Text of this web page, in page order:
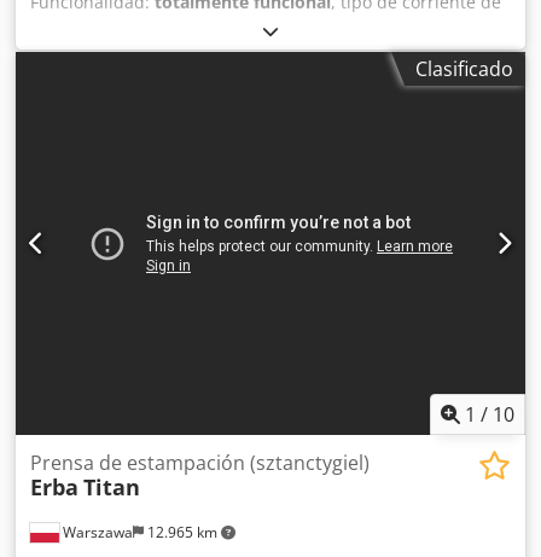
, Equipamiento:
corte Erba Titan 6PN Chsdpfjxb A Nhsx Abiea Año de
fabricación: 2000 Especificaciones técnicas: • Tamaño
condiciones técnicas, totalmente funcional y lista para su
uso. Ideal para empresas con volúmenes de producción
medios a altos. PRECIO EX FABRICA POLONIA: 30.000 EUR
Clasificado
1 / 10
Warszawa 12.965 km
Prensa de estampación (sztanctygiel)
Erba Titan